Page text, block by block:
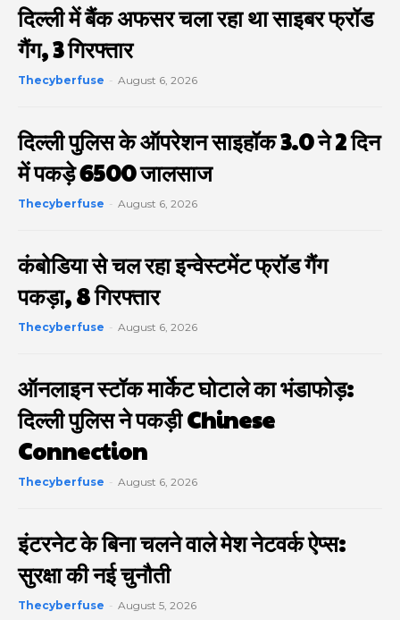
दिल्ली में बैंक अफसर चला रहा था साइबर फ्रॉड
गैंग, 3 गिरफ्तार
Thecyberfuse - August 6, 2026
दिल्ली पुलिस के ऑपरेशन साइहॉक 3.0 ने 2 दिन
में पकड़े 6500 जालसाज
Thecyberfuse - August 6, 2026
कंबोडिया से चल रहा इन्वेस्टमेंट फ्रॉड गैंग
पकड़ा, 8 गिरफ्तार
Thecyberfuse - August 6, 2026
ऑनलाइन स्टॉक मार्केट घोटाले का भंडाफोड़:
दिल्ली पुलिस ने पकड़ी Chinese
Connection
Thecyberfuse - August 6, 2026
इंटरनेट के बिना चलने वाले मेश नेटवर्क ऐप्स:
सुरक्षा की नई चुनौती
Thecyberfuse - August 5, 2026